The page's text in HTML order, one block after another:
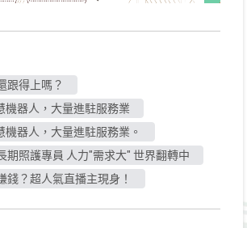
跟得上嗎？
機器人，大量進駐服務業
機器人，大量進駐服務業。
期照護專員 人力"需求大" 世界翻轉中
錢？超人氣直播主現身！